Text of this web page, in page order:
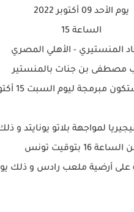
يوم الأحد 09 أكتوبر 2022
الساعة 15
المنستيري - الأهلي المصري
مصطفى بن جنات بالمنستير
مبرمجة ليوم السبت 15 أكتوبر 2022
16 بتوقيت تونس
ملعب رادس و ذلك يوم السبت 15